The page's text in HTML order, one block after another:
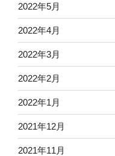
2022年5月
2022年4月
2022年3月
2022年2月
2022年1月
2021年12月
2021年11月